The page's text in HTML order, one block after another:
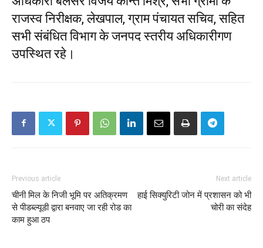
राजस्व निरीक्षक, लेखपाल, ग्राम पंचायत सचिव, सहित
सभी संबंधित विभाग के जनपद स्तरीय अधिकारीगण
उपस्थित रहे।
Previous article
चीनी मिल के निजी भूमि पर अतिक्रमण
से पीडब्ल्यूडी द्वारा बनवाए जा रही रोड का
काम हुआ ठप
Next article
हाई सिक्युरिटी जोन में प्रशासन को भी
चोरी का संदेह